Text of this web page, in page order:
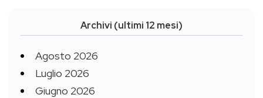
Archivi (ultimi 12 mesi)
Agosto 2026
Luglio 2026
Giugno 2026